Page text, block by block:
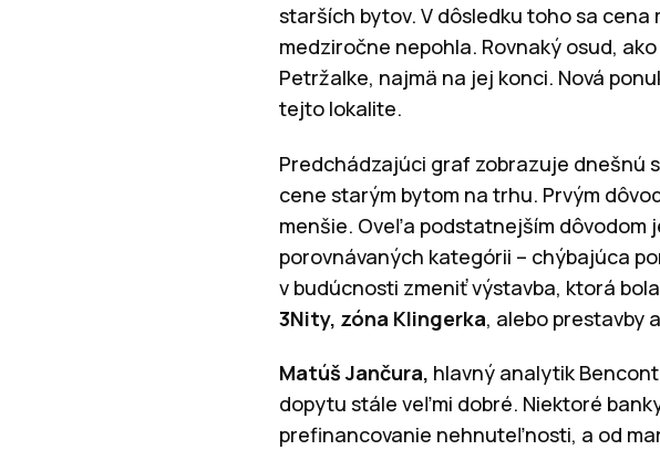
starších bytov. V dôsledku toho sa
medziročne nepohla. Rovnaký osud,
Petržalke, najmä na jej konci. Nová
tejto lokalite.
Predchádzajúci graf zobrazuje dnešnú
cene starým bytom na trhu. Prvým
menšie. Oveľa podstatnejším dôvodom
porovnávaných kategórii – chýbajúca
v budúcnosti zmeniť výstavba, ktorá
3Nity, zóna Klingerka, alebo prestavby
Matúš Jančura, hlavný analytik
dopytu stále veľmi dobré. Niektoré
prefinancovanie nehnuteľnosti, a od